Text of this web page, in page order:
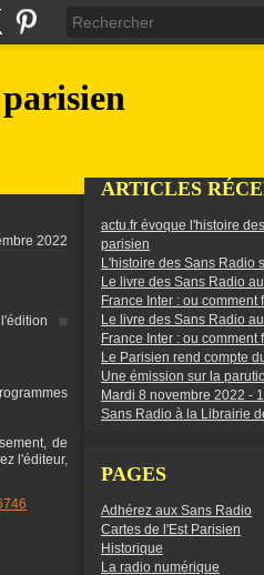
2022
de
l'éditeur,
ARTICLES
actu.fr évoque l'histoire
parisien
L'histoire des Sans Radio
Le livre des Sans Radio
France Inter : ou comment
Le livre des Sans Radio
France Inter : ou comment
Le Parisien rend compte
Une émission sur la
Mardi 8 novembre 2022 -
Sans Radio à la Librairie
PAGES
Adhérez aux Sans Radio
Cartes de l'Est Parisien
Historique
La radio numérique